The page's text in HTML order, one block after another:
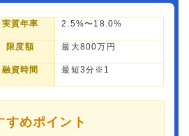
実質年率 2.5%〜18.0%
限度額 最大800万円
融資時間 最短3分※1
すめポイント